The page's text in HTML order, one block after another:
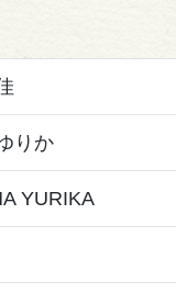
りか
YURIKA